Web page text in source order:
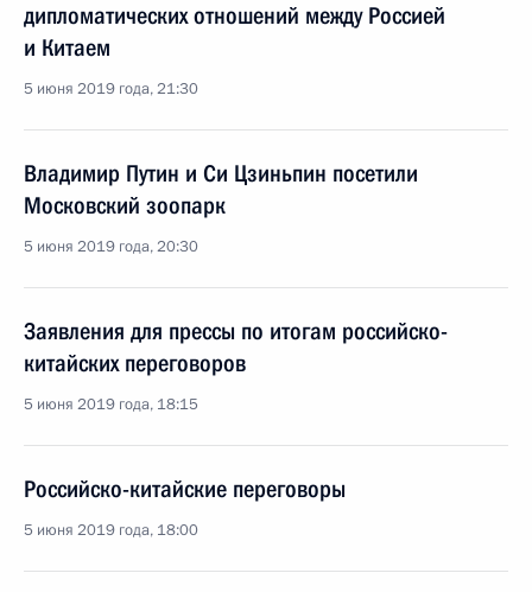
дипломатических отношений между Россией
и Китаем
5 июня 2019 года, 21:30
Владимир Путин и Си Цзиньпин посетили
Московский зоопарк
5 июня 2019 года, 20:30
Заявления для прессы по итогам российско-
китайских переговоров
5 июня 2019 года, 18:15
Российско-китайские переговоры
5 июня 2019 года, 18:00